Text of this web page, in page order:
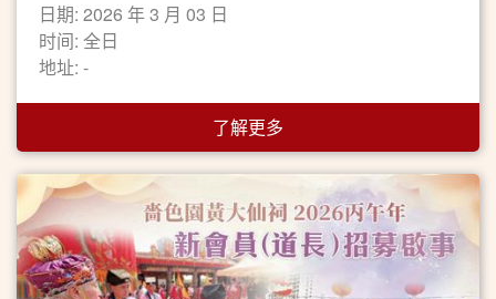
日期: 2026 年 3 月 03 日
时间: 全日
地址: -
了解更多